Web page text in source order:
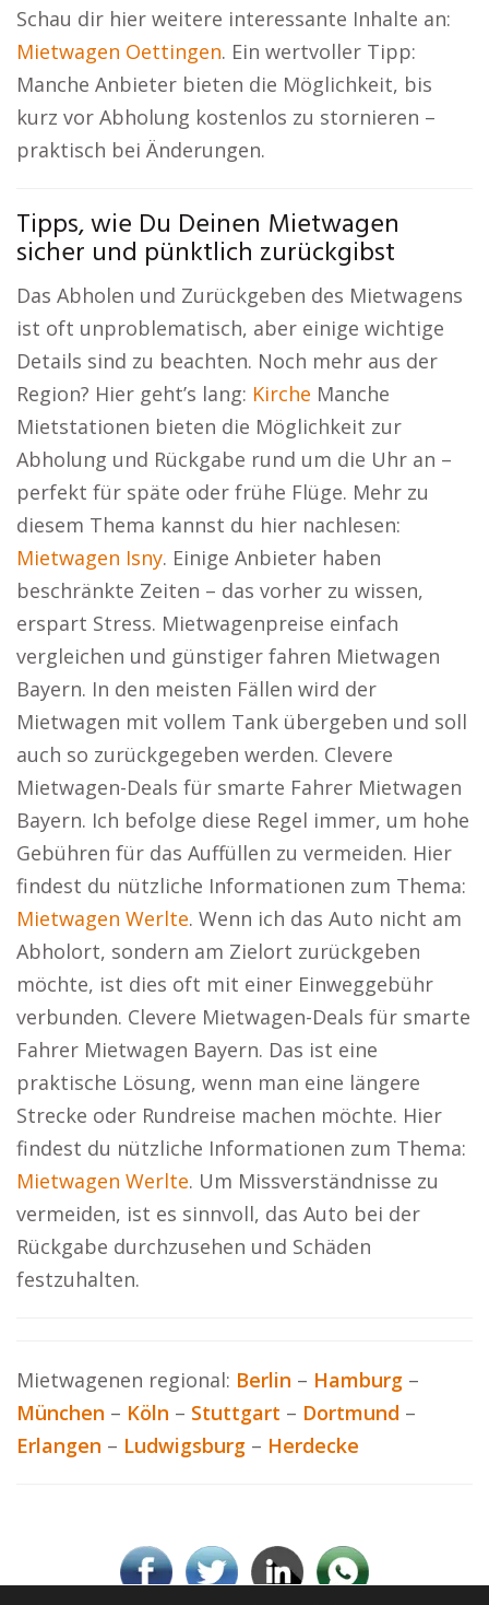
Schau dir hier weitere interessante Inhalte an:
Mietwagen Oettingen. Ein wertvoller Tipp:
Manche Anbieter bieten die Möglichkeit, bis
kurz vor Abholung kostenlos zu stornieren –
praktisch bei Änderungen.
Tipps, wie Du Deinen Mietwagen
sicher und pünktlich zurückgibst
Das Abholen und Zurückgeben des Mietwagens
ist oft unproblematisch, aber einige wichtige
Details sind zu beachten. Noch mehr aus der
Region? Hier geht’s lang: Kirche Manche
Mietstationen bieten die Möglichkeit zur
Abholung und Rückgabe rund um die Uhr an –
perfekt für späte oder frühe Flüge. Mehr zu
diesem Thema kannst du hier nachlesen:
Mietwagen Isny. Einige Anbieter haben
beschränkte Zeiten – das vorher zu wissen,
erspart Stress. Mietwagenpreise einfach
vergleichen und günstiger fahren Mietwagen
Bayern. In den meisten Fällen wird der
Mietwagen mit vollem Tank übergeben und soll
auch so zurückgegeben werden. Clevere
Mietwagen-Deals für smarte Fahrer Mietwagen
Bayern. Ich befolge diese Regel immer, um hohe
Gebühren für das Auffüllen zu vermeiden. Hier
findest du nützliche Informationen zum Thema:
Mietwagen Werlte. Wenn ich das Auto nicht am
Abholort, sondern am Zielort zurückgeben
möchte, ist dies oft mit einer Einweggebühr
verbunden. Clevere Mietwagen-Deals für smarte
Fahrer Mietwagen Bayern. Das ist eine
praktische Lösung, wenn man eine längere
Strecke oder Rundreise machen möchte. Hier
findest du nützliche Informationen zum Thema:
Mietwagen Werlte. Um Missverständnisse zu
vermeiden, ist es sinnvoll, das Auto bei der
Rückgabe durchzusehen und Schäden
festzuhalten.
Mietwagenen regional: Berlin – Hamburg –
München – Köln – Stuttgart – Dortmund –
Erlangen – Ludwigsburg – Herdecke